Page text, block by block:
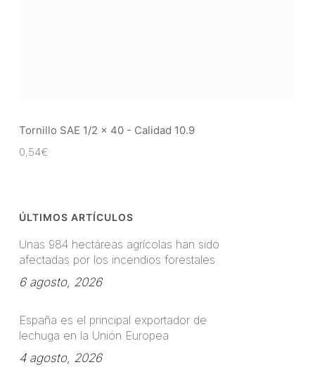
Tornillo SAE 1/2 x 40 - Calidad 10.9
0,54€
ÚLTIMOS ARTÍCULOS
Unas 984 hectáreas agrícolas han sido
afectadas por los incendios forestales
6 agosto, 2026
España es el principal exportador de
lechuga en la Unión Europea
4 agosto, 2026